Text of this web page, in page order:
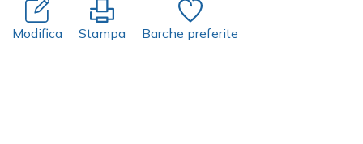
Modifica Stampa Barche preferite